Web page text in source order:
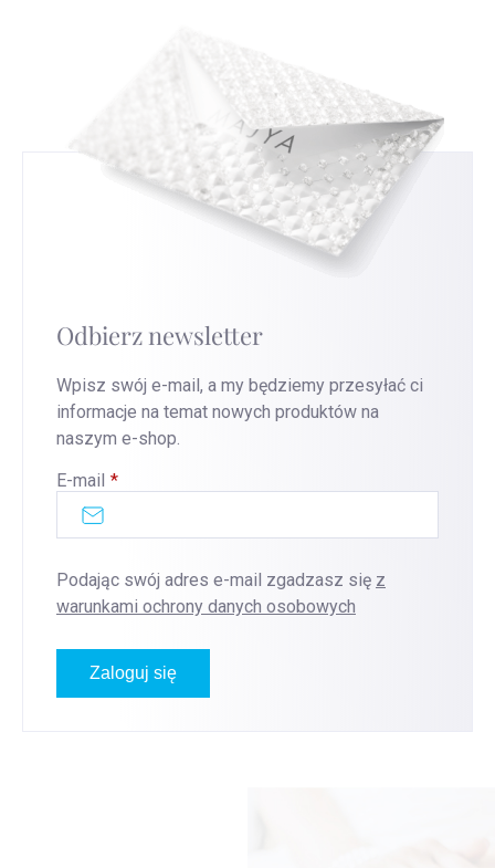
Odbierz newsletter
Wpisz swój e-mail, a my będziemy przesyłać ci
informacje na temat nowych produktów na
naszym e-shop.
E-mail
Podając swój adres e-mail zgadzasz się z
warunkami ochrony danych osobowych
Zaloguj się